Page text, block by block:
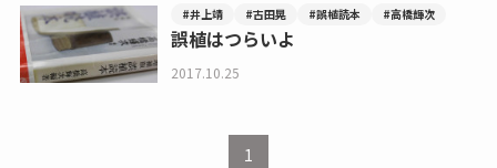
#井上靖 #古田晃 #誤植読本 #高橋輝次
誤植はつらいよ
2017.10.25
1